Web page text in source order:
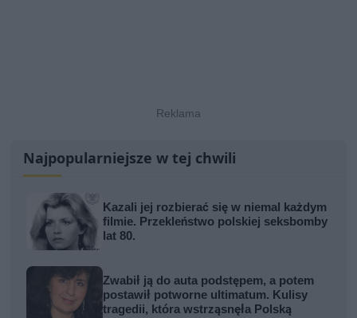
Najpopularniejsze w tej chwili
Kazali jej rozbierać się w niemal każdym
filmie. Przekleństwo polskiej seksbomby
lat 80.
Zwabił ją do auta podstępem, a potem
postawił potworne ultimatum. Kulisy
tragedii, która wstrząsnęła Polską